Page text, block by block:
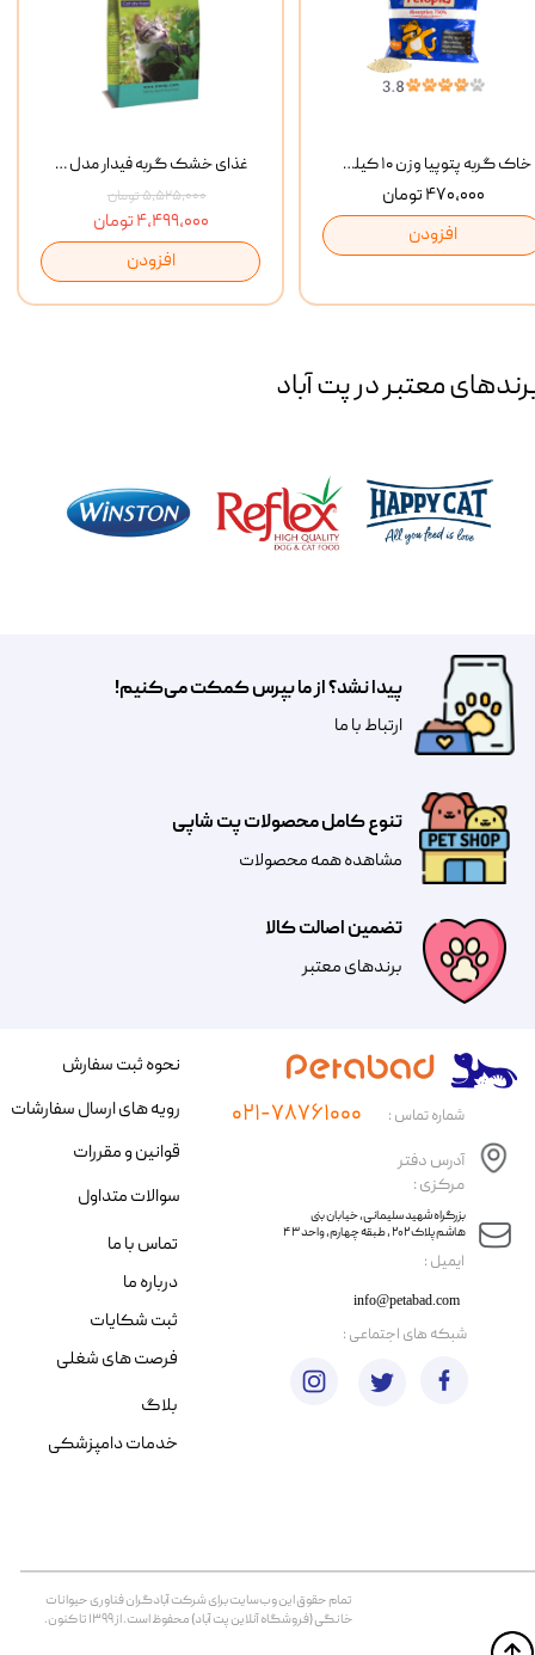
غذای خشک گربه فیدار مدل Adult وزن 10 کیلوگرم
۵,۵۲۵,۰۰۰ تومان
۴,۴۹۹,۰۰۰ تومان
افزودن
خاک گربه پتوپیا وزن ۱۰ کیلوگرم
۴۷۰,۰۰۰ تومان
افزودن
معتبر در پت آباد
تضمین اصالت کالا
​​برندهای معتبر​​​​​​​
تنوع کامل محصولات پت شاپی
مشاهده همه محصولات
پیدا نشد؟ از ما بپرس کمکت می‌کنیم!
​​​ارتباط با ما
​ایمیل :
آدرس دفتر
مرکزی :
info@petabad.com
​​بزرگراه شهید سلیمانی، خیابان بنی
هاشم پلاک ۲۰۲ ، طبقه چهارم، واحد ۴۳
شماره تماس : ۰۲۱-۷۸۷۶۱۰۰۰
تمام حقوق اين وب‌سايت برای شرکت آبادگران فناوری حیوانات
خانگی (فروشگاه آنلاین پت آباد) محفوظ است. از ۱۳۹۹ تا کنون.
نحوه ثبت سفارش
رویه های ارسال سفارشات
قوانین و مقررات
سوالات متداول
تماس با ما
درباره ما
ثبت شکایات
فرصت های شغلی
​شبکه های اجتماعی :
بلاگ
خدمات دامپزشکی